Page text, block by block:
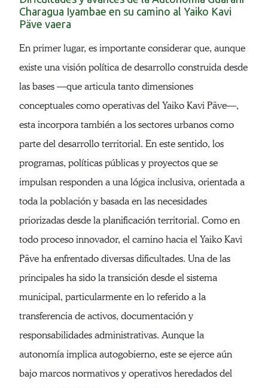
Charagua Iyambae en su camino al Yaiko Kavi
Päve vaera
En primer lugar, es importante considerar que, aunque
existe una visión política de desarrollo construida desde
las bases —que articula tanto dimensiones
conceptuales como operativas del Yaiko Kavi Päve—,
esta incorpora también a los sectores urbanos como
parte del desarrollo territorial. En este sentido, los
programas, políticas públicas y proyectos que se
impulsan responden a una lógica inclusiva, orientada a
toda la población y basada en las necesidades
priorizadas desde la planificación territorial. Como en
todo proceso innovador, el camino hacia el Yaiko Kavi
Päve ha enfrentado diversas dificultades. Una de las
principales ha sido la transición desde el sistema
municipal, particularmente en lo referido a la
transferencia de activos, documentación y
responsabilidades administrativas. Aunque la
autonomía implica autogobierno, este se ejerce aún
bajo marcos normativos y operativos heredados del